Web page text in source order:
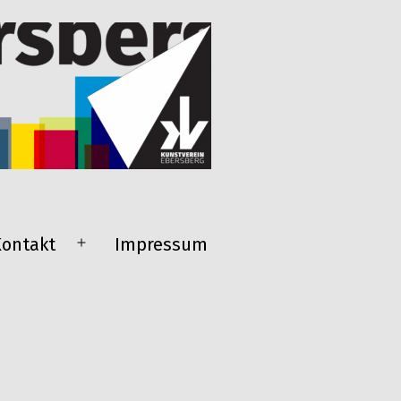
Menü Impressum